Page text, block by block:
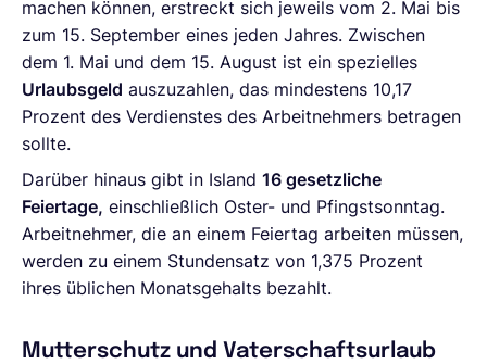
machen können, erstreckt sich jeweils vom 2. Mai bis
zum 15. September eines jeden Jahres. Zwischen
dem 1. Mai und dem 15. August ist ein spezielles
Urlaubsgeld auszuzahlen, das mindestens 10,17
Prozent des Verdienstes des Arbeitnehmers betragen
sollte.
Darüber hinaus gibt in Island 16 gesetzliche
Feiertage, einschließlich Oster- und Pfingstsonntag.
Arbeitnehmer, die an einem Feiertag arbeiten müssen,
werden zu einem Stundensatz von 1,375 Prozent
ihres üblichen Monatsgehalts bezahlt.
Mutterschutz und Vaterschaftsurlaub